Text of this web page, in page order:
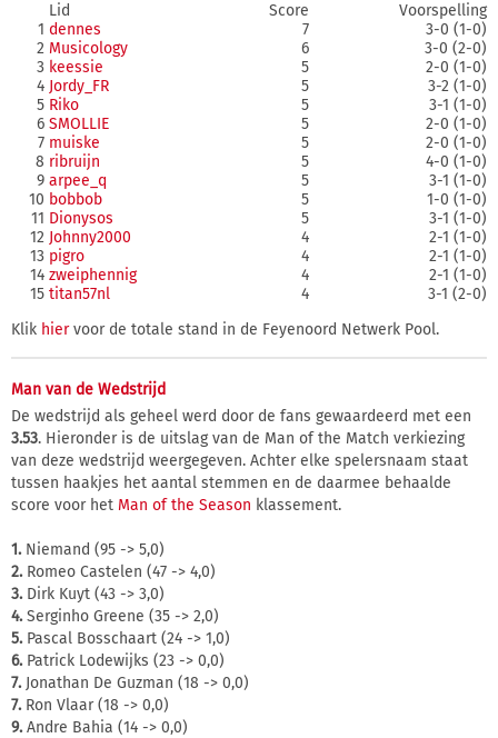
Lid
Score
Voorspelling
1 dennes 7
3-0 (1-0)
2 Musicology 6
3-0 (2-0)
3 keessie 5
2-0 (1-0)
4 Jordy_FR 5
3-2 (1-0)
5 Riko 5
3-1 (1-0)
6 SMOLLIE 5
2-0 (1-0)
7 muiske 5
2-0 (1-0)
8 ribruijn 5
4-0 (1-0)
9 arpee_q 5
3-1 (1-0)
10 bobbob 5
1-0 (1-0)
11 Dionysos 5
3-1 (1-0)
12 Johnny2000 4
2-1 (1-0)
13 pigro 4
2-1 (1-0)
14 zweiphennig 4
2-1 (1-0)
15 titan57nl 4
3-1 (2-0)
Klik hiervoor de totale stand in de Feyenoord Netwerk Pool.
Man van de Wedstrijd
De wedstrijd als geheel werd door de fans gewaardeerd met een
3.53. Hieronder is de uitslag van de Man of the Match verkiezing
van deze wedstrijd weergegeven. Achter elke spelersnaam staat
tussen haakjes het aantal stemmen en de daarmee behaalde
score voor het Man of the Season klassement.
1.Niemand (95 -> 5,0)
2.Romeo Castelen (47 -> 4,0)
3.Dirk Kuyt (43 -> 3,0)
4.Serginho Greene (35 -> 2,0)
5.Pascal Bosschaart (24 -> 1,0)
6.Patrick Lodewijks (23 -> 0,0)
7.Jonathan De Guzman (18 -> 0,0)
7.Ron Vlaar (18 -> 0,0)
9.Andre Bahia (14 -> 0,0)